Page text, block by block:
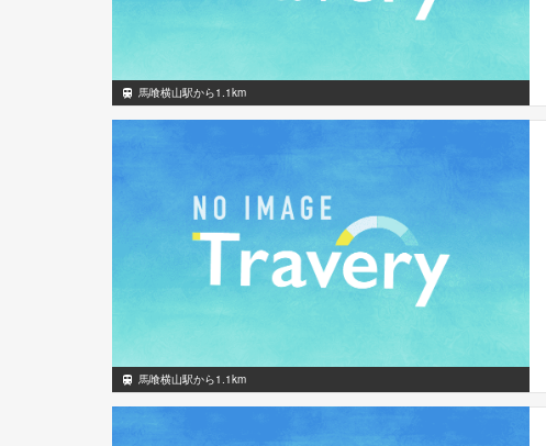
馬喰横山駅から1.1km
馬喰横山駅から1.1km